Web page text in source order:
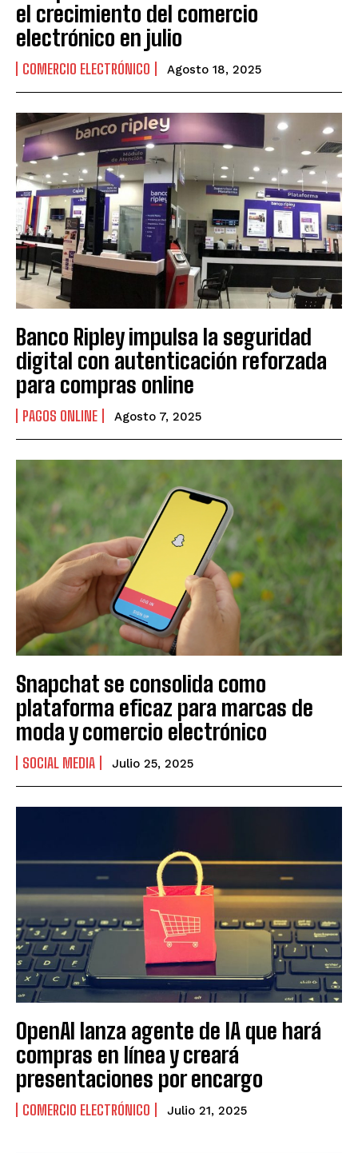
el crecimiento del comercio
electrónico en julio
COMERCIO ELECTRÓNICO Agosto 18, 2025
Banco Ripley impulsa la seguridad
digital con autenticación reforzada
para compras online
PAGOS ONLINE Agosto 7, 2025
Snapchat se consolida como
plataforma eficaz para marcas de
moda y comercio electrónico
SOCIAL MEDIA Julio 25, 2025
OpenAI lanza agente de IA que hará
compras en línea y creará
presentaciones por encargo
COMERCIO ELECTRÓNICO Julio 21, 2025